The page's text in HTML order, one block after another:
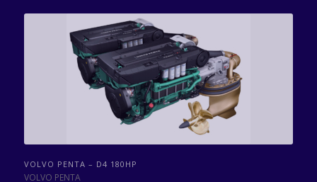
VOLVO PENTA – D4 180HP
VOLVO PENTA